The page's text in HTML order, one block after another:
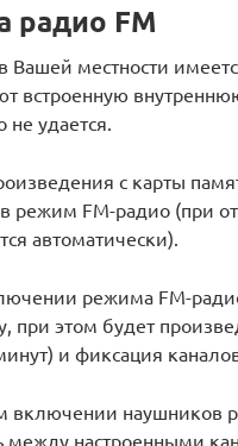
радио FM
Вашей местности
встроенную
не удается.
с карты
режим FM-радио (при
автоматически).
режима FM-
при этом будет
и фиксация
наушников
между настроенными